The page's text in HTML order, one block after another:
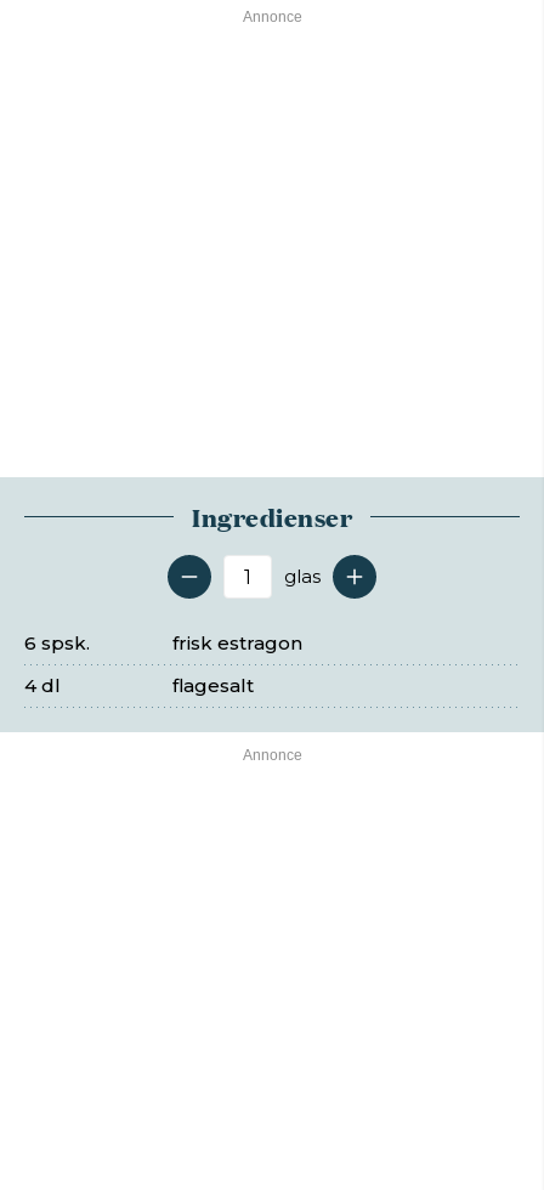
Ingredienser
Antal serveringer
glas
frisk estragon
6 spsk.
flagesalt
4 dl